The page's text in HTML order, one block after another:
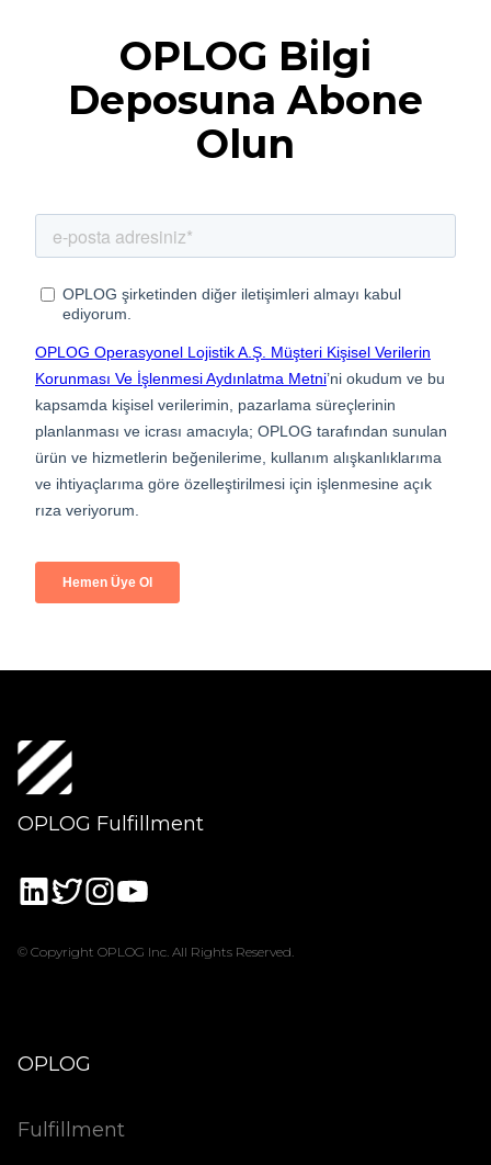
OPLOG Bilgi
Deposuna Abone
Olun
OPLOG Fulfillment
© Copyright OPLOG Inc. All Rights Reserved.
OPLOG
Fulfillment